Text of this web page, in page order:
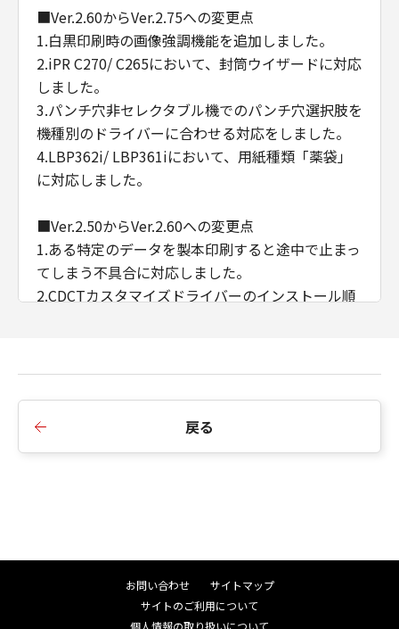
■Ver.2.60からVer.2.75への変更点
1.白黒印刷時の画像強調機能を追加しました。
2.iPR C270/ C265において、封筒ウイザードに対応
しました。
3.パンチ穴非セレクタブル機でのパンチ穴選択肢を
機種別のドライバーに合わせる対応をしました。
4.LBP362i/ LBP361iにおいて、用紙種類「薬袋」
に対応しました。
■Ver.2.50からVer.2.60への変更点
1.ある特定のデータを製本印刷すると途中で止まっ
てしまう不具合に対応しました。
2.CDCTカスタマイズドライバーのインストール順
1.インストーラーのダイアログ背景画像、アイコン
を変更しました。
5.イメージモード印刷時にオートカラー処理方式を
戻る
お問い合わせ
サイトマップ
サイトのご利用について
個人情報の取り扱いについて